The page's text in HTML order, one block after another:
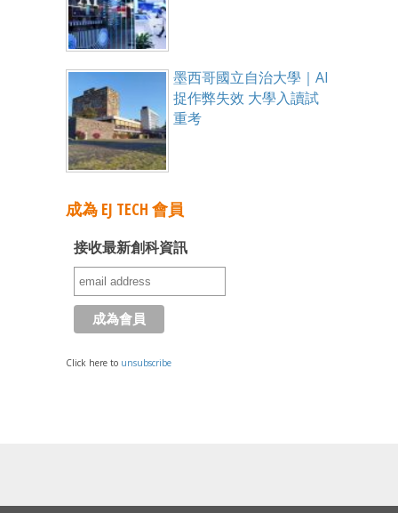
墨西哥國立自治大學｜AI
捉作弊失效 大學入讀試
重考
成為 EJ TECH 會員
接收最新創科資訊
Click here to unsubscribe